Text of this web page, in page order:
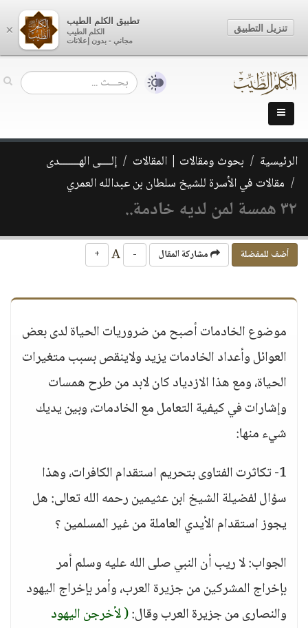
الرئيسية بحوث ومقالات | المقالات
إلــــى الهـــــــدى
مقالات في الأسرة للشيخ سلطان بن عبدالله العمري
٣٢ همسة لمن لديه خادمة..
أضف للمفضلة مشاركة المقال -
+
موضوع الخادمات أصبح من ضروريات الحياة لدى بعض
العوائل وأعداد الخادمات يزيد ولاينقص بسبب متغيرات
الحياة، ومع هذا الازدياد كان لابد من طرح همسات
وإشارات في كيفية التعامل مع الخادمات، وبين يديك
شيء منها:
1- تكاثرت الفتاوى بتحريم استقدام الكافرات، وهذا
سؤال لفضيلة الشيخ ابن عثيمين رحمه الله تعالى: هل
يجوز استقدام الأيدي العاملة من غير المسلمين ؟
الجواب: لا ريب أن النبي صلى الله عليه وسلم أمر
بإخراج المشركين من جزيرة العرب، وأمر بإخراج اليهود
والنصارى من جزيرة العرب وقال:( لأخرجن اليهود
×
تطبيق الكلم الطيب
الكلم الطيب
مجاني - بدون إعلانات
تنزيل التطبيق